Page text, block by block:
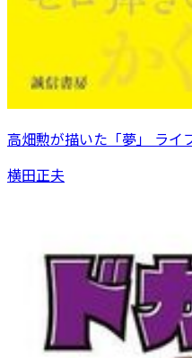
高畑勲が描いた「夢」 ライ
横田正夫